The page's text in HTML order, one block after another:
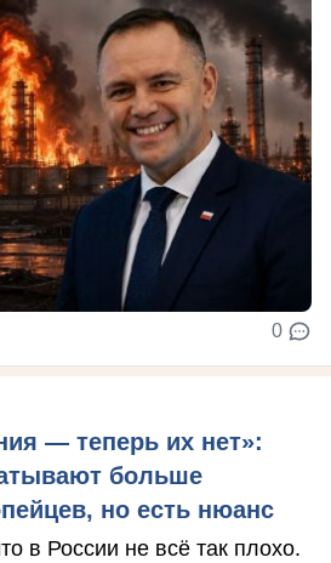
0
— теперь их нет»:
больше
но есть нюанс
в России не всё так плохо.